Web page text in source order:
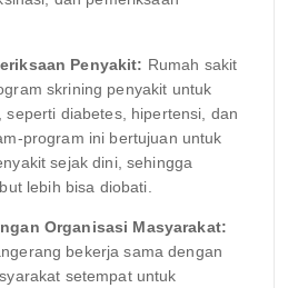
Penyakit: Rumah sakit
skrining penyakit untuk
seperti diabetes, hipertensi, dan
program ini bertujuan untuk
sejak dini, sehingga
lebih bisa diobati.
Organisasi Masyarakat:
bekerja sama dengan
setempat untuk